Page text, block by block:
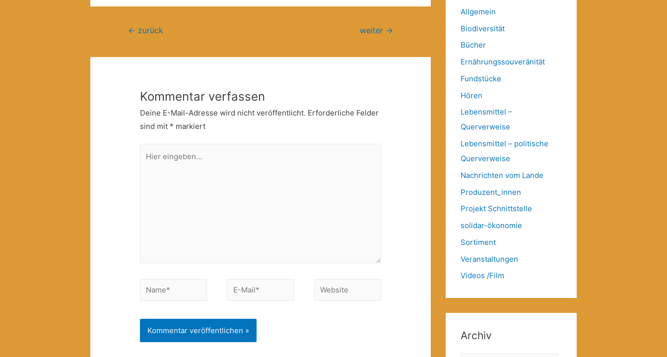
Beitragsnavigation
← zurück weiter →
Kommentar verfassen
Deine E-Mail-Adresse wird nicht veröffentlicht. Erforderliche Felder
sind mit * markiert
eingeben…
Name*
E-
Website
Allgemein
Biodiversität
Bücher
Ernährungssouveränität
Fundstücke
Hören
Lebensmittel –
Querverweise
Lebensmittel – politische
Querverweise
Nachrichten vom Lande
Produzent_innen
Projekt Schnittstelle
solidar-ökonomie
Sortiment
Veranstaltungen
Videos /Film
Archiv